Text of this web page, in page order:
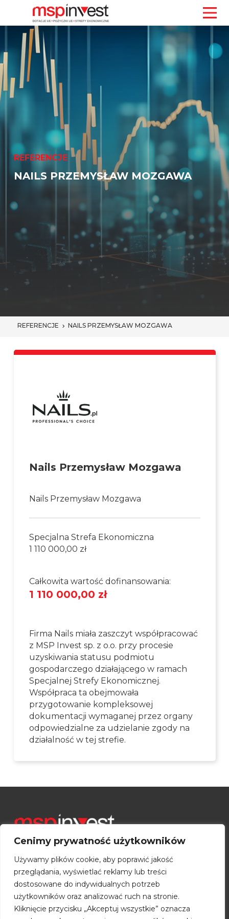
Cenimy prywatność użytkowników
Używamy plików cookie, aby poprawić jakość
przeglądania, wyświetlać reklamy lub treści
dostosowane do indywidualnych potrzeb
użytkowników oraz analizować ruch na stronie.
Kliknięcie przycisku „Akceptuj wszystkie” oznacza
REFERENCJE
NAILS PRZEMYSŁAW MOZGAWA
REFERENCJE NAILS PRZEMYSŁAW MOZGAWA
Nails Przemysław Mozgawa
Nails Przemysław Mozgawa
Specjalna Strefa Ekonomiczna
1 110 000,00 zł
Całkowita wartość dofinansowania:
1 110 000,00 zł
Firma Nails miała zaszczyt współpracować
z MSP Invest sp. z o.o. przy procesie
uzyskiwania statusu podmiotu
gospodarczego działającego w ramach
Specjalnej Strefy Ekonomicznej.
Współpraca ta obejmowała
przygotowanie kompleksowej
dokumentacji wymaganej przez organy
odpowiedzialne za udzielanie zgody na
działalność w tej strefie.
Toruński Park Technologiczny
ul. Włocławska 167
87-100 Toruń